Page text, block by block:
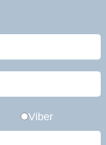
Viber